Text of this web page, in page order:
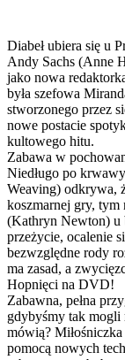
Diabeł ubiera się u
Andy Sachs (Anne
jako nowa
była szefowa
stworzonego przez
nowe postacie
kultowego hitu.
Zabawa w
Niedługo po
Weaving) odkrywa,
koszmarnej gry, tym
(Kathryn Newton) u
przeżycie, ocalenie
bezwzględne rody
ma zasad, a
Hopnięci na DVD!
Zabawna, pełna
gdybyśmy tak mogli
mówią?
pomocą nowych